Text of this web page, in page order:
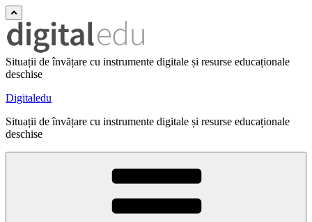
Situații de învățare cu instrumente digitale și resurse educaționale
deschise
Digitaledu
Situații de învățare cu instrumente digitale și resurse educaționale
deschise